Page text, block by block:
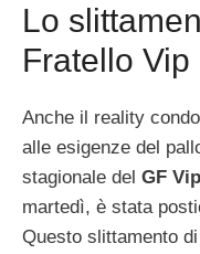
Lo
Fratello Vip
Anche il reality
alle esigenze del
stagionale del GF Vip
martedì, è stata
Questo slittamento